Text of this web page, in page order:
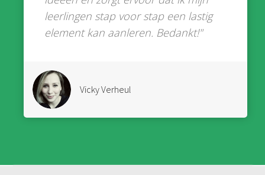
leerlingen stap voor stap een lastig
element kan aanleren. Bedankt!"
Vicky Verheul